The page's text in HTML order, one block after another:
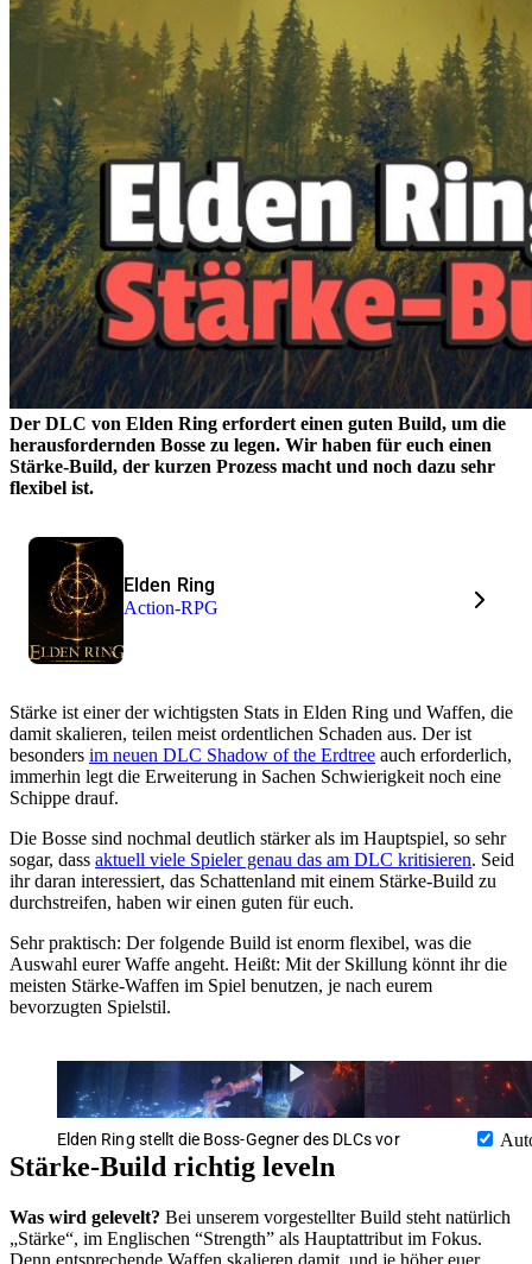
Der DLC von Elden Ring erfordert einen guten Build, um die
herausfordernden Bosse zu legen. Wir haben für euch einen
Stärke-Build, der kurzen Prozess macht und noch dazu sehr
flexibel ist.
Elden Ring
Action-RPG
Stärke ist einer der wichtigsten Stats in Elden Ring und Waffen, die
damit skalieren, teilen meist ordentlichen Schaden aus. Der ist
besonders im neuen DLC Shadow of the Erdtree auch erforderlich,
immerhin legt die Erweiterung in Sachen Schwierigkeit noch eine
Schippe drauf.
Die Bosse sind nochmal deutlich stärker als im Hauptspiel, so sehr
sogar, dass aktuell viele Spieler genau das am DLC kritisieren. Seid
ihr daran interessiert, das Schattenland mit einem Stärke-Build zu
durchstreifen, haben wir einen guten für euch.
Sehr praktisch: Der folgende Build ist enorm flexibel, was die
Auswahl eurer Waffe angeht. Heißt: Mit der Skillung könnt ihr die
meisten Stärke-Waffen im Spiel benutzen, je nach eurem
bevorzugten Spielstil.
Elden Ring stellt die Boss-Gegner des DLCs vor
Stärke-Build richtig leveln
Was wird gelevelt? Bei unserem vorgestellter Build steht natürlich
„Stärke“, im Englischen “Strength” als Hauptattribut im Fokus.
Denn entsprechende Waffen skalieren damit, und je höher euer